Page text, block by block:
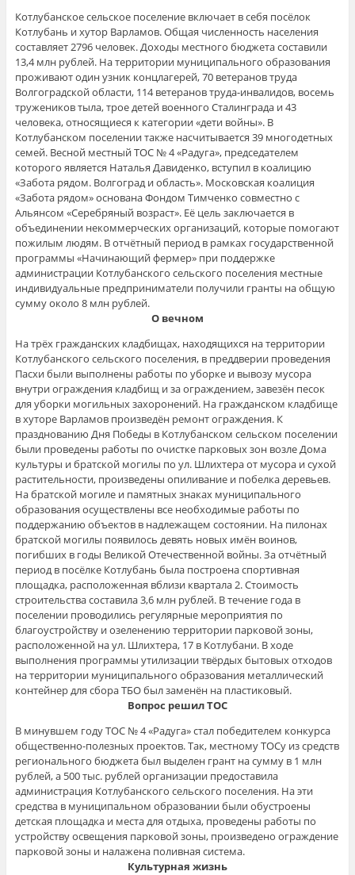
Котлубанское сельское поселение включает в себя посёлок
Котлубань и хутор Варламов. Общая численность населения
составляет 2796 человек. Доходы местного бюджета составили
13,4 млн рублей. На территории муниципального образования
проживают один узник концлагерей, 70 ветеранов труда
Волгоградской области, 114 ветеранов труда-инвалидов, восемь
тружеников тыла, трое детей военного Сталинграда и 43
человека, относящиеся к категории «дети войны». В
Котлубанском поселении также насчитывается 39 многодетных
семей. Весной местный ТОС № 4 «Радуга», председателем
которого является Наталья Давиденко, вступил в коалицию
«Забота рядом. Волгоград и область». Московская коалиция
«Забота рядом» основана Фондом Тимченко совместно с
Альянсом «Серебряный возраст». Её цель заключается в
объединении некоммерческих организаций, которые помогают
пожилым людям. В отчётный период в рамках государственной
программы «Начинающий фермер» при поддержке
администрации Котлубанского сельского поселения местные
индивидуальные предприниматели получили гранты на общую
сумму около 8 млн рублей.
О вечном
На трёх гражданских кладбищах, находящихся на территории
Котлубанского сельского поселения, в преддверии проведения
Пасхи были выполнены работы по уборке и вывозу мусора
внутри ограждения кладбищ и за ограждением, завезён песок
для уборки могильных захоронений. На гражданском кладбище
в хуторе Варламов произведён ремонт ограждения. К
празднованию Дня Победы в Котлубанском сельском поселении
были проведены работы по очистке парковых зон возле Дома
культуры и братской могилы по ул. Шлихтера от мусора и сухой
растительности, произведены опиливание и побелка деревьев.
На братской могиле и памятных знаках муниципального
образования осуществлены все необходимые работы по
поддержанию объектов в надлежащем состоянии. На пилонах
братской могилы появилось девять новых имён воинов,
погибших в годы Великой Отечественной войны. За отчётный
период в посёлке Котлубань была построена спортивная
площадка, расположенная вблизи квартала 2. Стоимость
строительства составила 3,6 млн рублей. В течение года в
поселении проводились регулярные мероприятия по
благоустройству и озеленению территории парковой зоны,
расположенной на ул. Шлихтера, 17 в Котлубани. В ходе
выполнения программы утилизации твёрдых бытовых отходов
на территории муниципального образования металлический
контейнер для сбора ТБО был заменён на пластиковый.
Вопрос решил ТОС
В минувшем году ТОС № 4 «Радуга» стал победителем конкурса
общественно-полезных проектов. Так, местному ТОСу из средств
регионального бюджета был выделен грант на сумму в 1 млн
рублей, а 500 тыс. рублей организации предоставила
администрация Котлубанского сельского поселения. На эти
средства в муниципальном образовании были обустроены
детская площадка и места для отдыха, проведены работы по
устройству освещения парковой зоны, произведено ограждение
парковой зоны и налажена поливная система.
Культурная жизнь